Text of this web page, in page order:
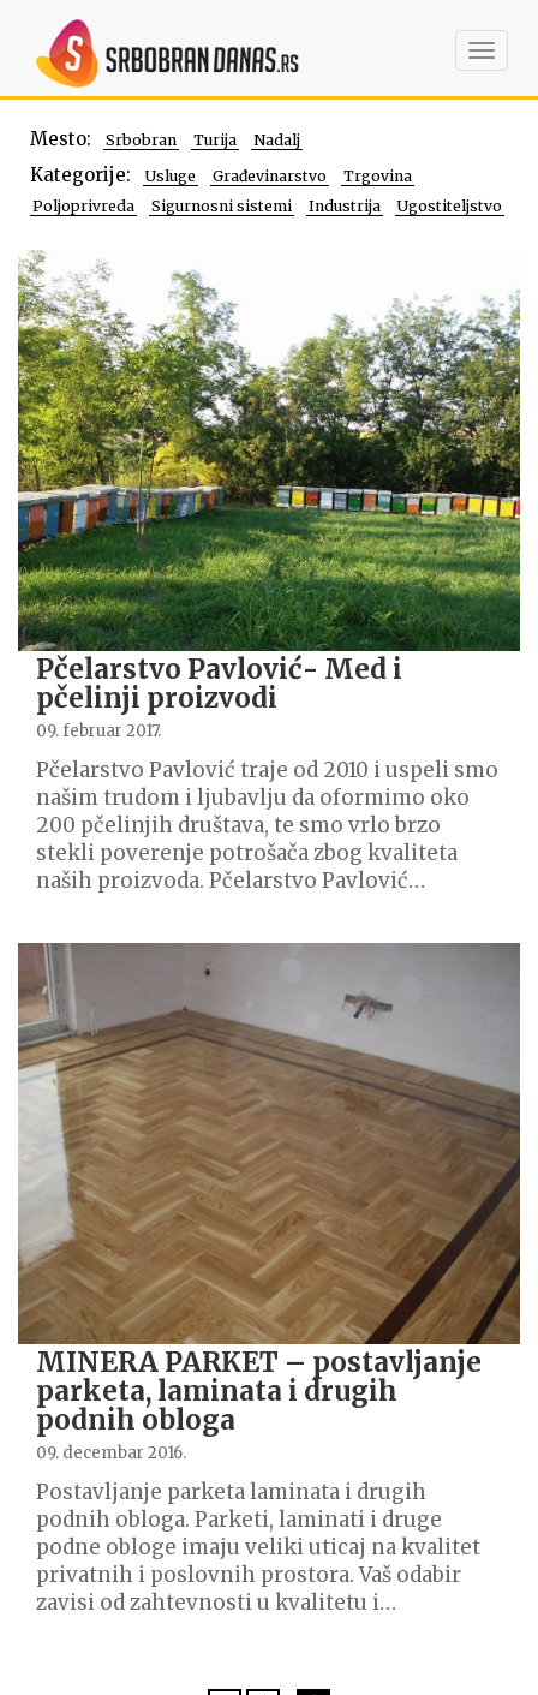
Mesto: Srbobran Turija Nadalj
Kategorije: Usluge Građevinarstvo
Trgovina
Poljoprivreda
Sigurnosni sistemi Industrija Ugostiteljstvo
Pčelarstvo Pavlović- Med i
pčelinji proizvodi
09. februar 2017.
Pčelarstvo Pavlović traje od 2010 i uspeli smo
našim trudom i ljubavlju da oformimo oko
200 pčelinjih društava, te smo vrlo brzo
stekli poverenje potrošača zbog kvaliteta
naših proizvoda. Pčelarstvo Pavlović…
MINERA PARKET – postavljanje
parketa, laminata i drugih
podnih obloga
09. decembar 2016.
Postavljanje parketa laminata i drugih
podnih obloga. Parketi, laminati i druge
podne obloge imaju veliki uticaj na kvalitet
privatnih i poslovnih prostora. Vaš odabir
zavisi od zahtevnosti u kvalitetu i…